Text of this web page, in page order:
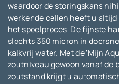
waardoor de storingskans
werkende cellen heeft u
het spoelproces. De fijnste
slechts 350 micron in
kalkvrij water. Met de 'Mijn
zoutniveau gewoon vanaf de
zoutstand krijgt u